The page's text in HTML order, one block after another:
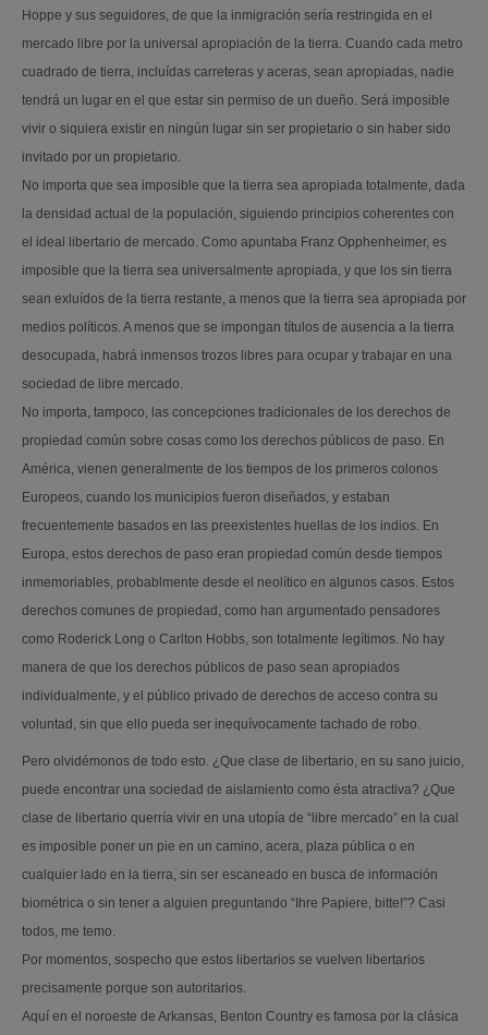
Hoppe y sus seguidores, de que la inmigración sería restringida en el
mercado libre por la universal apropiación de la tierra. Cuando cada metro
cuadrado de tierra, incluídas carreteras y aceras, sean apropiadas, nadie
tendrá un lugar en el que estar sin permiso de un dueño. Será imposible
vivir o siquiera existir en ningún lugar sin ser propietario o sin haber sido
invitado por un propietario.
No importa que sea imposible que la tierra sea apropiada totalmente, dada
la densidad actual de la populación, siguiendo principios coherentes con
el ideal libertario de mercado. Como apuntaba Franz Opphenheimer, es
imposible que la tierra sea universalmente apropiada, y que los sin tierra
sean exluídos de la tierra restante, a menos que la tierra sea apropiada por
medios políticos. A menos que se impongan títulos de ausencia a la tierra
desocupada, habrá inmensos trozos libres para ocupar y trabajar en una
sociedad de libre mercado.
No importa, tampoco, las concepciones tradicionales de los derechos de
propiedad común sobre cosas como los derechos públicos de paso. En
América, vienen generalmente de los tiempos de los primeros colonos
Europeos, cuando los municipios fueron diseñados, y estaban
frecuentemente basados en las preexistentes huellas de los indios. En
Europa, estos derechos de paso eran propiedad común desde tiempos
inmemoriables, probablmente desde el neolítico en algunos casos. Estos
derechos comunes de propiedad, como han argumentado pensadores
como Roderick Long o Carlton Hobbs, son totalmente legítimos. No hay
manera de que los derechos públicos de paso sean apropiados
individualmente, y el público privado de derechos de acceso contra su
voluntad, sin que ello pueda ser inequívocamente tachado de robo.
Pero olvidémonos de todo esto. ¿Que clase de libertario, en su sano juicio,
puede encontrar una sociedad de aislamiento como ésta atractiva? ¿Que
clase de libertario querría vivir en una utopía de “libre mercado” en la cual
es imposible poner un pie en un camino, acera, plaza pública o en
cualquier lado en la tierra, sin ser escaneado en busca de información
biométrica o sin tener a alguien preguntando “Ihre Papiere, bitte!”? Casi
todos, me temo.
Por momentos, sospecho que estos libertarios se vuelven libertarios
precisamente porque son autoritarios.
Aquí en el noroeste de Arkansas, Benton Country es famosa por la clásica